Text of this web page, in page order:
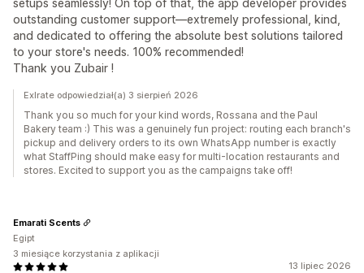
setups seamlessly! On top of that, the app developer provides
outstanding customer support—extremely professional, kind,
and dedicated to offering the absolute best solutions tailored
to your store's needs. 100% recommended!
Thank you Zubair !
Exlrate odpowiedział(a) 3 sierpień 2026
Thank you so much for your kind words, Rossana and the Paul
Bakery team :) This was a genuinely fun project: routing each branch's
pickup and delivery orders to its own WhatsApp number is exactly
what StaffPing should make easy for multi-location restaurants and
stores. Excited to support you as the campaigns take off!
13 lipiec 2026
Emarati Scents
Egipt
3 miesiące korzystania z aplikacji